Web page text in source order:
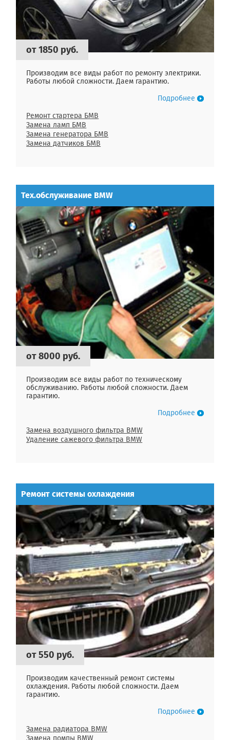
от 1850 руб.
Производим все виды работ по ремонту электрики.
Работы любой сложности. Даем гарантию.
Подробнее
Ремонт стартера БМВ
Замена ламп БМВ
Замена генератора БМВ
Замена датчиков БМВ
Тех.обслуживание BMW
от 8000 руб.
Производим все виды работ по техническому
обслуживанию. Работы любой сложности. Даем
гарантию.
Подробнее
Замена воздушного фильтра BMW
Удаление сажевого фильтра BMW
Ремонт системы охлаждения
от 550 руб.
Производим качественный ремонт системы
охлаждения. Работы любой сложности. Даем
гарантию.
Подробнее
Замена радиатора BMW